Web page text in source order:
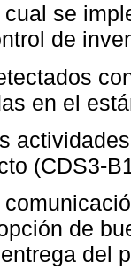
se
de
en el
(CDS3-
de
del